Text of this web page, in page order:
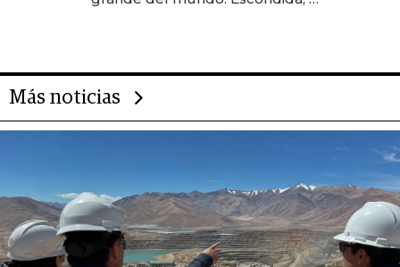
Más noticias